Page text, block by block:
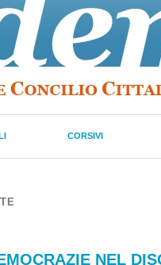
CORSIVI
NEL